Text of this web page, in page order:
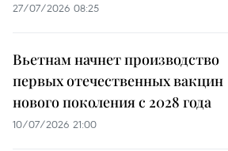
27/07/2026 08:25
Вьетнам начнет производство
первых отечественных вакцин
нового поколения с 2028 года
10/07/2026 21:00